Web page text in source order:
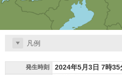
凡例
発生時刻 2024年5月3日 7時35